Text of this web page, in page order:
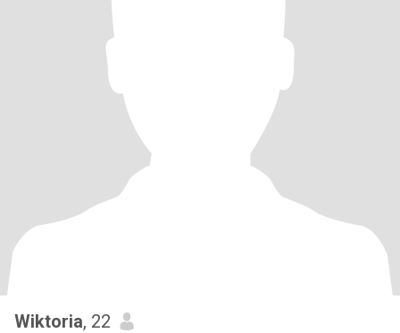
Wiktoria, 22